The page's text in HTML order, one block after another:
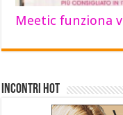
Meetic funziona
INCONTRI HOT